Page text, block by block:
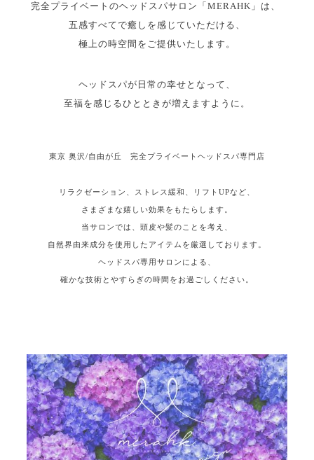
完全プライベートのヘッドスパサロン「MERAHK」は、
五感すべてで癒しを感じていただける、
極上の時空間をご提供いたします。
ヘッドスパが日常の幸せとなって、
至福を感じるひとときが増えますように。
東京 奥沢/自由が丘 完全プライベートヘッドスパ専門店
リラクゼーション、ストレス緩和、リフトUPなど、
さまざまな嬉しい効果をもたらします。
当サロンでは、頭皮や髪のことを考え、
自然界由来成分を使用したアイテムを厳選しております。
ヘッドスパ専用サロンによる、
確かな技術とやすらぎの時間をお過ごしください。